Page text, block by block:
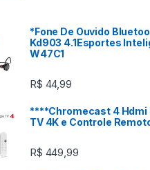
*Fone De Ouvido
Kd903 4.1Esportes
W47C1
R$ 44,99
****Chromecast 4 Hdmi
TV 4K e Controle
R$ 449,99